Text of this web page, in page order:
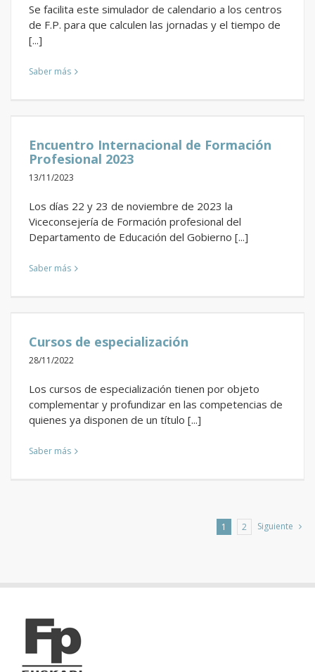
Se facilita este simulador de calendario a los centros
de F.P. para que calculen las jornadas y el tiempo de
[...]
Saber más
Encuentro Internacional de Formación
Profesional 2023
13/11/2023
Los días 22 y 23 de noviembre de 2023 la
Viceconsejería de Formación profesional del
Departamento de Educación del Gobierno [...]
Saber más
Cursos de especialización
28/11/2022
Los cursos de especialización tienen por objeto
complementar y profundizar en las competencias de
quienes ya disponen de un título [...]
Saber más
1 2 Siguiente